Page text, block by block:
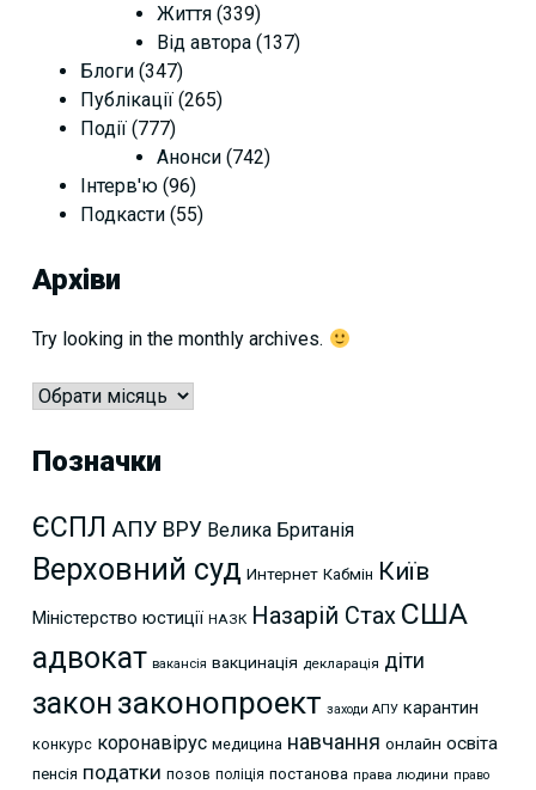
Життя (339)
Від автора (137)
Блоги (347)
Публікації (265)
Події (777)
Анонси (742)
Інтерв'ю (96)
Подкасти (55)
Архіви
Try looking in the monthly archives.
Архіви
Позначки
ЄСПЛ АПУ ВРУ Велика Британія
Верховний суд Интернет Кабмін Київ
Міністерство юстиції НАЗК Назарій Стах США
адвокат вакансія вакцинація декларація діти
закон законопроект заходи АПУ карантин
конкурс коронавірус медицина навчання онлайн освіта
пенсія податки позов поліція постанова права людини право